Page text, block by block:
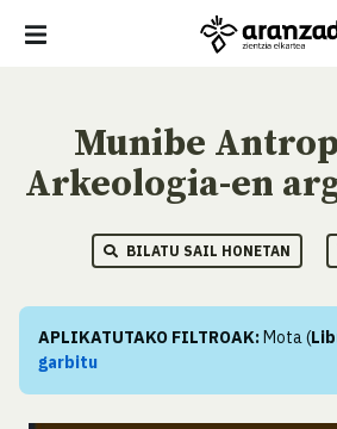
Munibe
Arkeologia-en
BILATU SAIL HONETAN
APLIKATUTAKO FILTROAK:Mota (
garbitu